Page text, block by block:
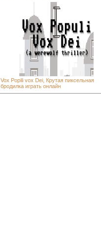
Vox Popili vox Dei, Крутая пиксельная
бродилка играть онлайн